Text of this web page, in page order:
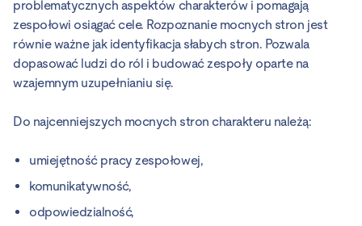
problematycznych aspektów charakterów i pomagają
zespołowi osiągać cele. Rozpoznanie mocnych stron jest
równie ważne jak identyfikacja słabych stron. Pozwala
dopasować ludzi do ról i budować zespoły oparte na
wzajemnym uzupełnianiu się.
Do najcenniejszych mocnych stron charakteru należą:
umiejętność pracy zespołowej,
komunikatywność,
odpowiedzialność,